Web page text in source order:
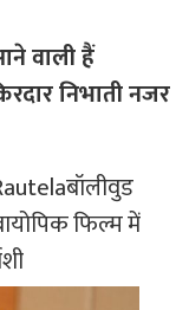
वाली हैं
निभाती नजर
फिल्म में